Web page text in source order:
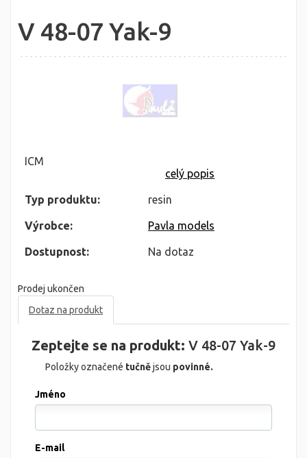
V 48-07 Yak-9
ICM
celý popis
Typ produktu: resin
Výrobce: Pavla models
Dostupnost: Na dotaz
Prodej ukončen
Dotaz na produkt
Zeptejte se na produkt: V 48-07 Yak-9
Položky označené tučnějsou povinné.
Jméno
E-mail